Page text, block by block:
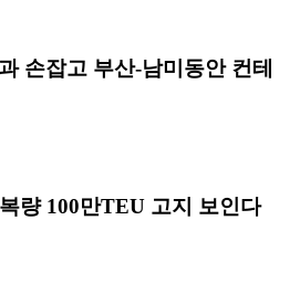
손잡고 부산-남미동안 컨테
량 100만TEU 고지 보인다